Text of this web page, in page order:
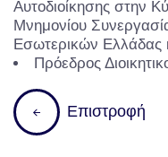
Αυτοδιοίκησης στην
Μνημονίου
Εσωτερικών Ελλάδας
Πρόεδρος
Επιστροφή